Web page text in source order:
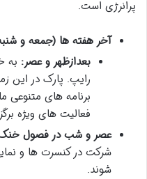
پرانرژی است.
آخر هفته ها (جمعه و
بعدازظهر و عصر: به
رایپ. پارک در این
برنامه های متنوعی
فعالیت های ویژه
عصر و شب در فصول
شرکت در کنسرت ها و
شوند.